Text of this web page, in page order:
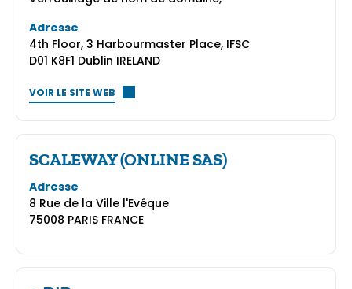
Adresse
4th Floor, 3 Harbourmaster Place, IFSC
D01 K8F1 Dublin IRELAND
VOIR LE SITE WEB
SCALEWAY (ONLINE SAS)
Adresse
8 Rue de la Ville l'Evêque
75008 PARIS FRANCE